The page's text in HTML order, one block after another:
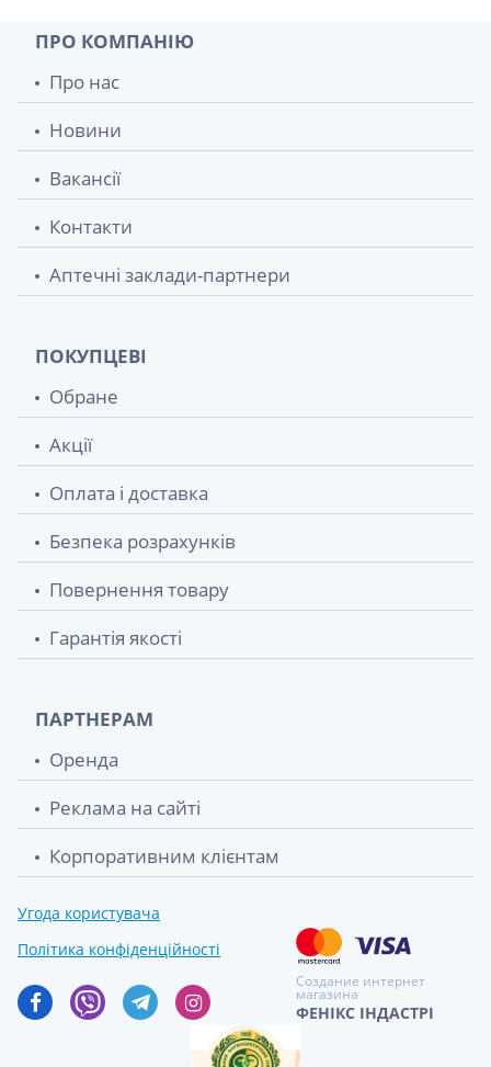
ПРО КОМПАНІЮ
Про нас
Новини
Вакансії
Контакти
Аптечні заклади-партнери
ПОКУПЦЕВІ
Обране
Акції
Оплата і доставка
Безпека розрахунків
Повернення товару
Гарантія якості
ПАРТНЕРАМ
Оренда
Реклама на сайті
Корпоративним клієнтам
Угода користувача
Політика конфіденційності
Создание интернет
магазина
ФЕНІКС ІНДАСТРІ